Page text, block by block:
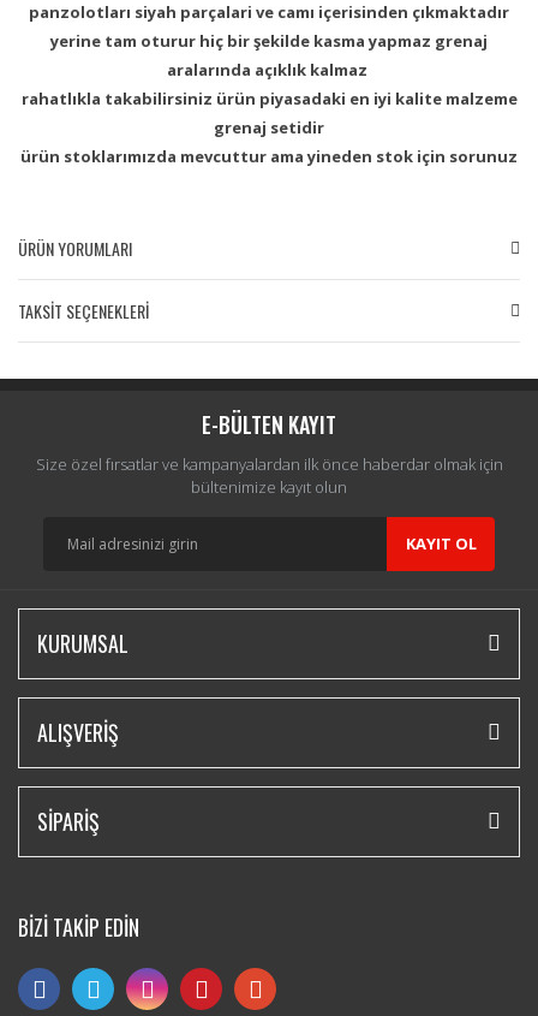
panzolotları siyah parçalari ve camı içerisinden çıkmaktadır
yerine tam oturur hiç bir şekilde kasma yapmaz grenaj
aralarında açıklık kalmaz
rahatlıkla takabilirsiniz ürün piyasadaki en iyi kalite malzeme
grenaj setidir
ürün stoklarımızda mevcuttur ama yineden stok için sorunuz
ÜRÜN YORUMLARI
Yorum Yaz
TAKSİT SEÇENEKLERİ
E-BÜLTEN KAYIT
Size özel fırsatlar ve kampanyalardan ilk önce haberdar olmak için
bültenimize kayıt olun
KAYIT OL
KURUMSAL
ALIŞVERİŞ
SİPARİŞ
BİZİ TAKİP EDİN